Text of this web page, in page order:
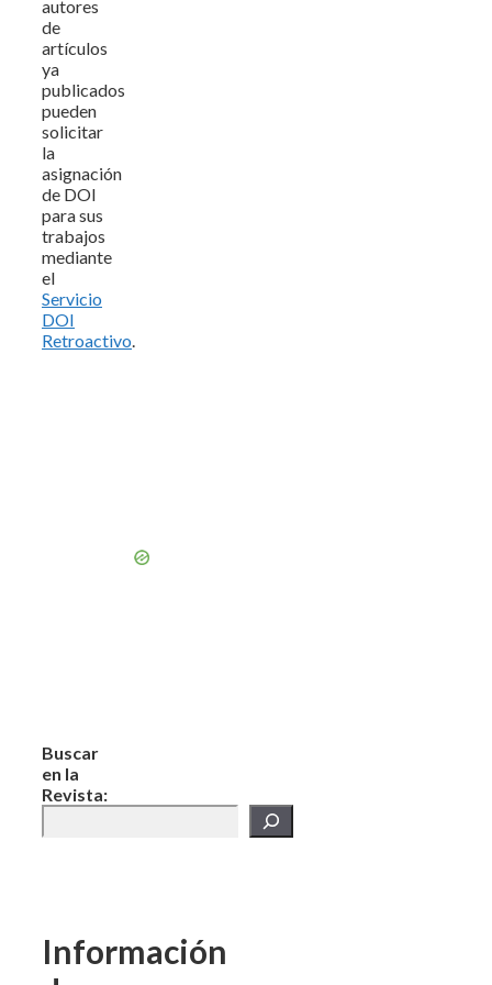
autores
de
artículos
ya
publicados
pueden
solicitar
la
asignación
de DOI
para sus
trabajos
mediante
el
Servicio
DOI
Retroactivo
Buscar
en la
Revista:
Información